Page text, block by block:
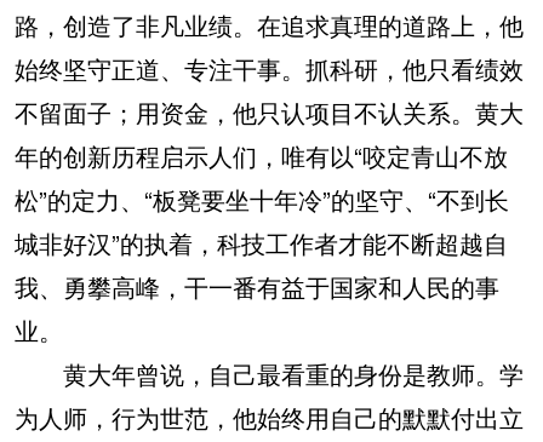
路，创造了非凡业绩。在追求真理的道路上，他
始终坚守正道、专注干事。抓科研，他只看绩效
不留面子；用资金，他只认项目不认关系。黄大
年的创新历程启示人们，唯有以“咬定青山不放
松”的定力、“板凳要坐十年冷”的坚守、“不到长
城非好汉”的执着，科技工作者才能不断超越自
我、勇攀高峰，干一番有益于国家和人民的事
业。
黄大年曾说，自己最看重的身份是教师。学
为人师，行为世范，他始终用自己的默默付出立